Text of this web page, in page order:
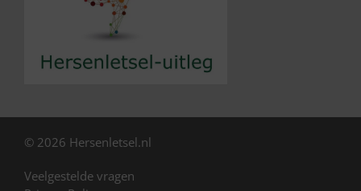
© 2026 Hersenletsel.nl
Veelgestelde vragen